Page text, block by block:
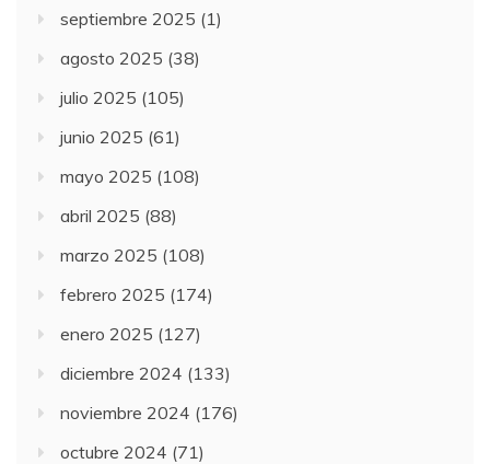
septiembre 2025 (1)
agosto 2025 (38)
julio 2025 (105)
junio 2025 (61)
mayo 2025 (108)
abril 2025 (88)
marzo 2025 (108)
febrero 2025 (174)
enero 2025 (127)
diciembre 2024 (133)
noviembre 2024 (176)
octubre 2024 (71)